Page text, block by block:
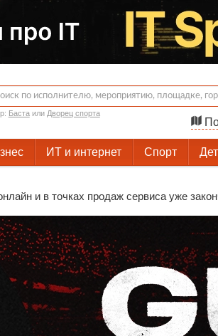
Бастаили Дворец спорта
ИТ и интернет Спорт
и в точках продаж сервиса уже